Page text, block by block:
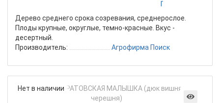
Поиск
Дерево среднего срока созревания, среднерослое.
Плоды крупные, округлые, темно-красные. Вкус -
десертный.
Производитель:
Агрофирма Поиск
Нет в наличии